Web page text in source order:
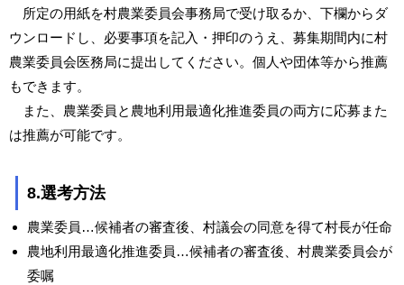
所定の用紙を村農業委員会事務局で受け取るか、下欄からダ
ウンロードし、必要事項を記入・押印のうえ、募集期間内に村
農業委員会医務局に提出してください。個人や団体等から推薦
もできます。
また、農業委員と農地利用最適化推進委員の両方に応募また
は推薦が可能です。
8.選考方法
農業委員…候補者の審査後、村議会の同意を得て村長が任命
農地利用最適化推進委員…候補者の審査後、村農業委員会が
委嘱